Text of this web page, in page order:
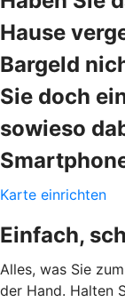
Hause
Bargeld
Sie doch
sowieso
Karte einrichten
Einfach,
Alles, was Sie
der Hand. Halten